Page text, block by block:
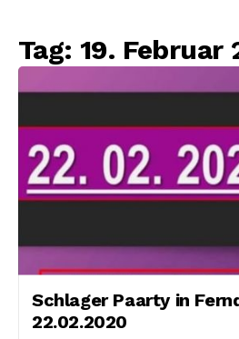
Tag: 19. Februar
Schlager Paarty in
22.02.2020